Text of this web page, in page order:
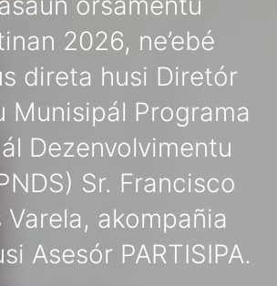
2026, ne’ebé
direta husi Diretór
Munisipál Programa
Dezenvolvimentu
Sr. Francisco
Varela, akompañia
Asesór PARTISIPA.